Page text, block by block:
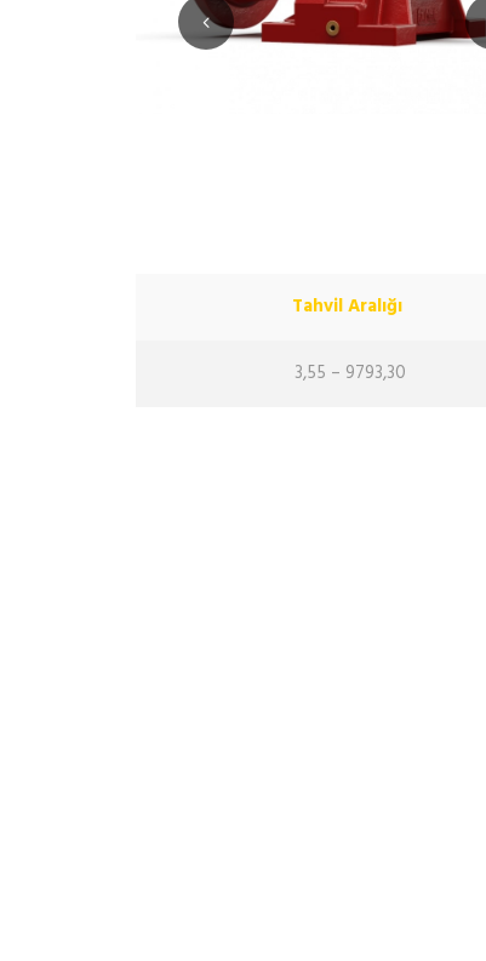
Tahvil Aralığı
3,55 – 9793,30